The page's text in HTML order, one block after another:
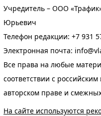
Учредитель – ООО
Юрьевич
Телефон редакции: +7 931
Электронная почта:
Все права на любые
соответствии с
авторском праве и
На сайте используются